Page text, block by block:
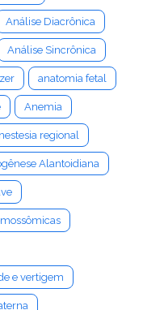
Análise Diacrônica
Análise Sincrônica
anatomia fetal
Anemia
regional
Alantoidiana
e vertigem